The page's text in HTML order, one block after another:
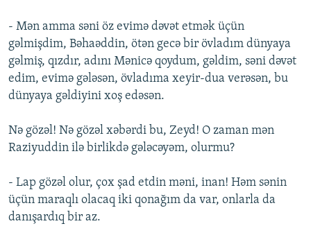
- Mən amma səni öz evimə dəvət etmək üçün
gəlmişdim, Bəhaəddin, ötən gecə bir övladım dünyaya
gəlmiş, qızdır, adını Mənicə qoydum, gəldim, səni dəvət
edim, evimə gələsən, övladıma xeyir-dua verəsən, bu
dünyaya gəldiyini xoş edəsən.
Nə gözəl! Nə gözəl xəbərdi bu, Zeyd! O zaman mən
Raziyuddin ilə birlikdə gələcəyəm, olurmu?
- Lap gözəl olur, çox şad etdin məni, inan! Həm sənin
üçün maraqlı olacaq iki qonağım da var, onlarla da
danışardıq bir az.